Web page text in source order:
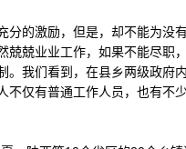
的激励，但是，却不能为没
兢业业工作，如果不能尽职
。我们看到，在县乡两级政府
不仅有普通工作人员，也有不